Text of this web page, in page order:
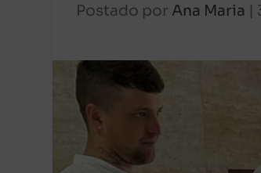
Postado por Ana Maria |